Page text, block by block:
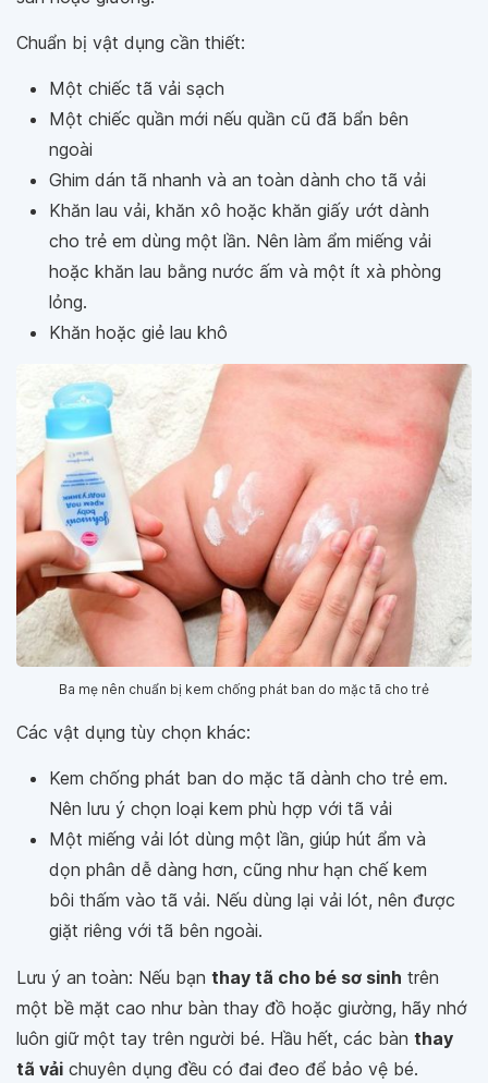
Chuẩn bị vật dụng cần thiết:
Một chiếc tã vải sạch
Một chiếc quần mới nếu quần cũ đã bẩn bên
ngoài
Ghim dán tã nhanh và an toàn dành cho tã vải
Khăn lau vải, khăn xô hoặc khăn giấy ướt dành
cho trẻ em dùng một lần. Nên làm ẩm miếng vải
hoặc khăn lau bằng nước ấm và một ít xà phòng
lỏng.
Khăn hoặc giẻ lau khô
Ba mẹ nên chuẩn bị kem chống phát ban do mặc tã cho trẻ
Các vật dụng tùy chọn khác:
Kem chống phát ban do mặc tã dành cho trẻ em.
Nên lưu ý chọn loại kem phù hợp với tã vải
Một miếng vải lót dùng một lần, giúp hút ẩm và
dọn phân dễ dàng hơn, cũng như hạn chế kem
bôi thấm vào tã vải. Nếu dùng lại vải lót, nên được
giặt riêng với tã bên ngoài.
Lưu ý an toàn: Nếu bạn thay tã cho bé sơ sinh trên
một bề mặt cao như bàn thay đồ hoặc giường, hãy nhớ
luôn giữ một tay trên người bé. Hầu hết, các bàn thay
tã vải chuyên dụng đều có đai đeo để bảo vệ bé.